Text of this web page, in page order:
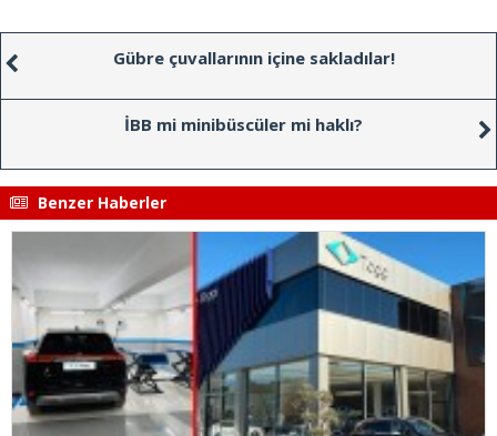
Gübre çuvallarının içine sakladılar!
İBB mi minibüscüler mi haklı?
Benzer Haberler